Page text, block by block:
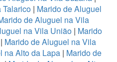
Talarico | Marido de Aluguel
de Aluguel na Vila
na Vila União | Marido
| Marido de Aluguel na Vila
na Alto da Lapa | Marido de